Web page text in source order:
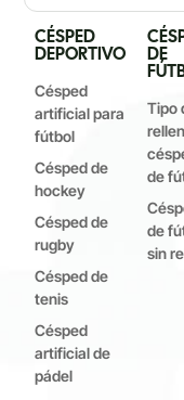
CÉSPED
DEPORTIVO
Césped
artificial para
fútbol
Césped de
hockey
Césped de
rugby
Césped de
tenis
Césped
artificial de
pádel
DE
Tipo
de
de
sin